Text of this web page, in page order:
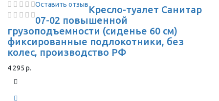
Оставить отзывКресло-туалет Санитар
07-02 повышенной
грузоподъемности (сиденье 60 см)
фиксированные подлокотники, без
колес, производство РФ
4 295 р.